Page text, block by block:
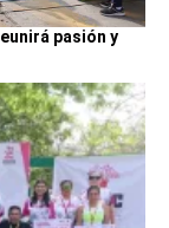
pasión y